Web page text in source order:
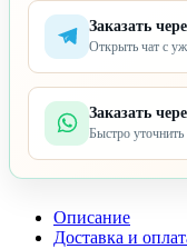
Заказать
Открыть чат с
Заказать
Быстро уточнить
Описание
Доставка и